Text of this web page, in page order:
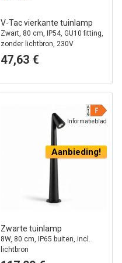
V-Tac vierkante tuinlamp
Zwart, 80 cm, IP54, GU10 fitting,
zonder lichtbron, 230V
47,63 €
Informatieblad
Aanbieding!
Zwarte tuinlamp
8W, 80 cm, IP65 buiten, incl.
lichtbron